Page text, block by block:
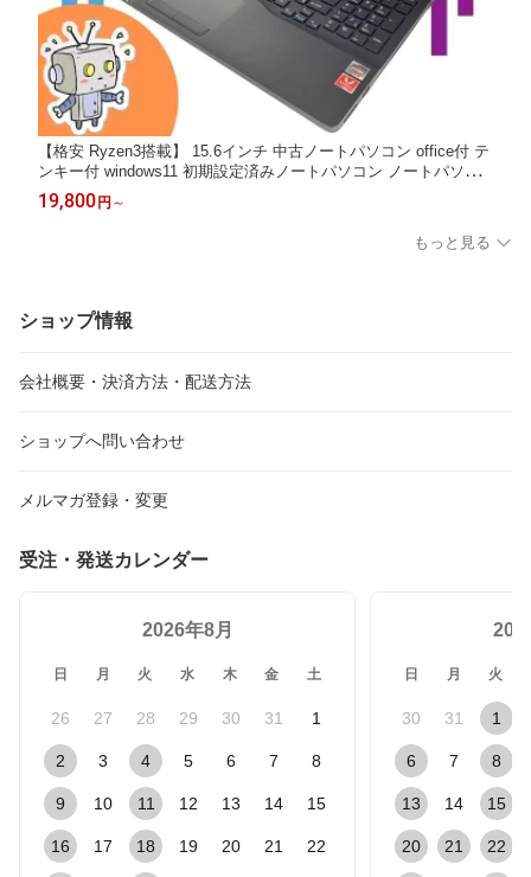
【格安 Ryzen3搭載】 15.6インチ 中古ノートパソコン office付 テ
ンキー付 windows11 初期設定済みノートパソコン ノートパソコ
ン 初期設定済み 中古ノートPC オフィス付きノートパソコン win1
1 メモリ8GB SSD250GB 富士通 SSD オフィス付 AH43/D3 ah4
19,800円 ～
もっと見る
ショップ情報
会社概要・決済方法・配送方法
ショップへ問い合わせ
メルマガ登録・変更
受注・発送カレンダー
2026年8月
日 月 火 水 木 金 土
26 27 28 29 30 31 1
2 3 4 5 6 7 8
9 10 11 12 13 14 15
16 17 18 19 20 21 22
日 月 火
30 31 1
6 7 8
13 14 15
20 21 22